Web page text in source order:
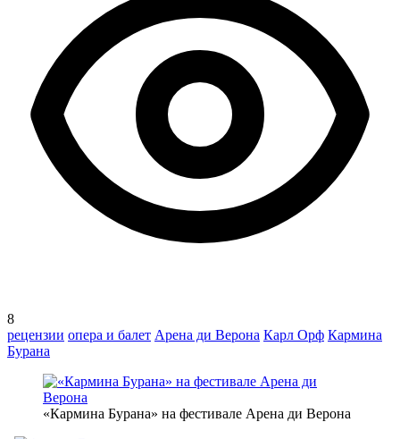
8
рецензии опера и балет Арена ди Верона Карл Орф Кармина
Бурана
«Кармина Бурана» на фестивале Арена ди Верона